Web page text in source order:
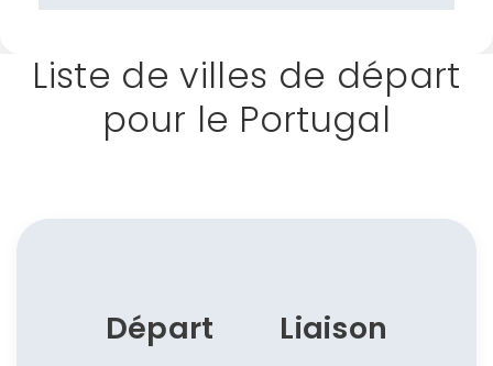
Liste de villes de départ
pour le Portugal
Départ Liaison